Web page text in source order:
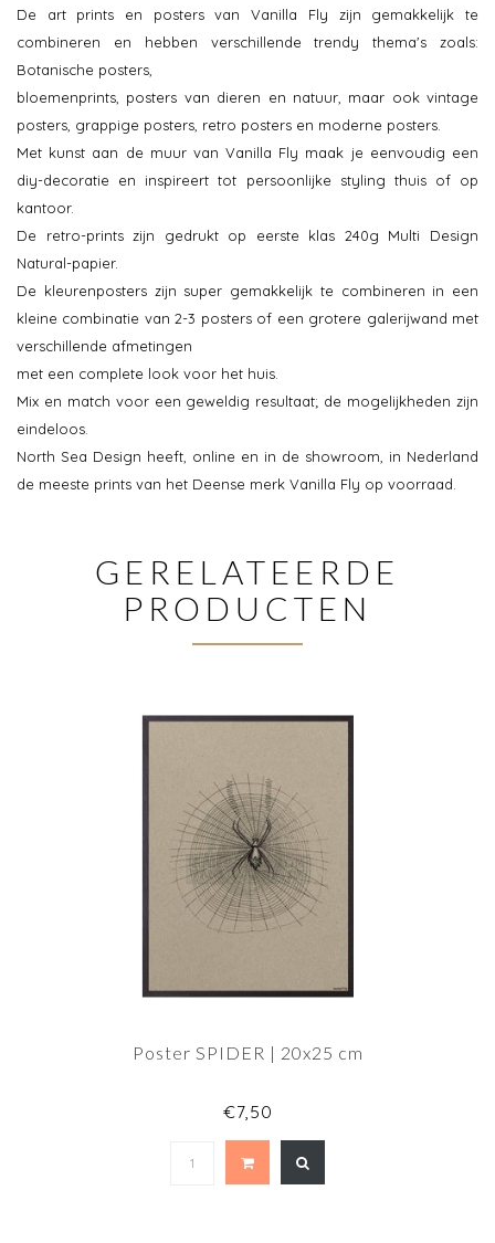
De art prints en posters van Vanilla Fly zijn gemakkelijk te
combineren en hebben verschillende trendy thema's zoals:
Botanische posters,
bloemenprints, posters van dieren en natuur, maar ook vintage
posters, grappige posters, retro posters en moderne posters.
Met kunst aan de muur van Vanilla Fly maak je eenvoudig een
diy-decoratie en inspireert tot persoonlijke styling thuis of op
kantoor.
De retro-prints zijn gedrukt op eerste klas 240g Multi Design
Natural-papier.
De kleurenposters zijn super gemakkelijk te combineren in een
kleine combinatie van 2-3 posters of een grotere galerijwand met
verschillende afmetingen
met een complete look voor het huis.
Mix en match voor een geweldig resultaat; de mogelijkheden zijn
eindeloos.
North Sea Design heeft, online en in de showroom, in Nederland
de meeste prints van het Deense merk Vanilla Fly op voorraad.
GERELATEERDE
PRODUCTEN
Poster SPIDER | 20x25 cm
€7,50